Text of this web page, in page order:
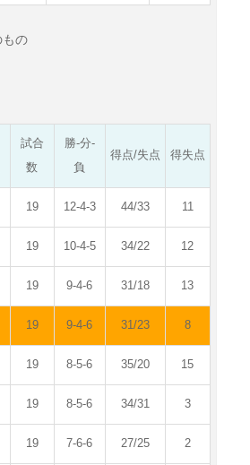
の
試合
数
勝-分-
負
得点/失点 得失点
19 12-4-3 44/33 11
19 10-4-5 34/22 12
19 9-4-6 31/18 13
19 9-4-6 31/23 8
19 8-5-6 35/20 15
19 8-5-6 34/31 3
19 7-6-6 27/25 2